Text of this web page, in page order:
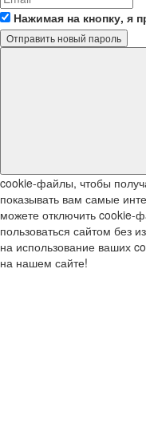
Нажимая на кнопку, я
Отправить новый пароль
cookie-файлы, чтобы
показывать вам самые
можете отключить cookie-
пользоваться сайтом без
на использование ваших
на нашем сайте!